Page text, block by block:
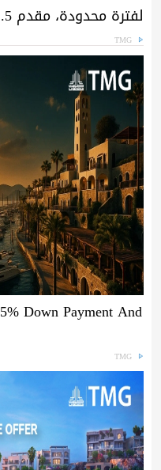
لفترة محدودة، مقدم 1.5% وتقسيط حتى 15 سنة
TMG
Down Payment And
TMG